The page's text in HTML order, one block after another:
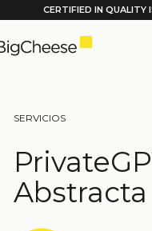
Saltar
al
CERTIFIED IN QUALITY
SERVICIOS